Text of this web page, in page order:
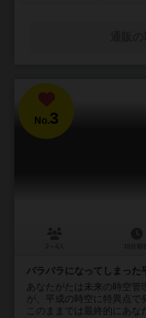
No.3
バラバラになってしまった
あなたがたは未来の時空管
が、平成の時空に特異点で
このままでは最終的にあ